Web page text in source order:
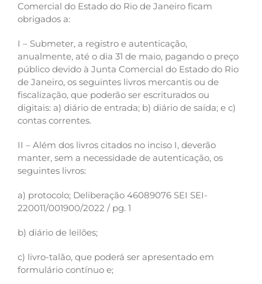
Comercial do Estado do Rio de Janeiro ficam
obrigados a:
I – Submeter, a registro e autenticação,
anualmente, até o dia 31 de maio, pagando o preço
público devido à Junta Comercial do Estado do Rio
de Janeiro, os seguintes livros mercantis ou de
fiscalização, que poderão ser escriturados ou
digitais: a) diário de entrada; b) diário de saída; e c)
contas correntes.
II – Além dos livros citados no inciso I, deverão
manter, sem a necessidade de autenticação, os
seguintes livros:
a) protocolo; Deliberação 46089076 SEI SEI-
220011/001900/2022 / pg. 1
b) diário de leilões;
c) livro-talão, que poderá ser apresentado em
formulário contínuo e;